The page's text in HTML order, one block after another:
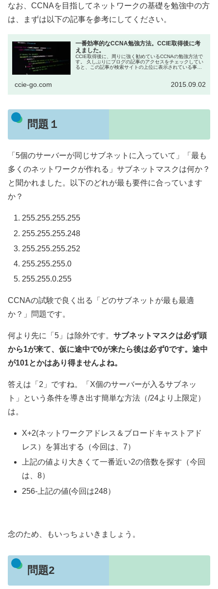
なお、CCNAを目指してネットワークの基礎を勉強中の方
は、まずは以下の記事を参考にしてください。
一番効率的なCCNA勉強方法。CCIE取得後に考
えました。
CCIE取得後に、周りに強く勧めているCCNAの勉強方法で
す。 久しぶりにブログの記事のアクセスをチェックしてい
ると、この記事が検索サイトの上位に表示されている事に
ccie-go.com 2015.09.02
問題１
「5個のサーバーが同じサブネットに入っていて」「最も
多くのネットワークが作れる」サブネットマスクは何か？
と聞かれました。以下のどれが最も要件に合っています
か？
255.255.255.255
255.255.255.248
255.255.255.252
255.255.255.0
255.255.0.255
CCNAの試験で良く出る「どのサブネットが最も最適
か？」問題です。
何より先に「5」は除外です。 サブネットマスクは必ず頭
から1が来て、仮に途中で0が来たら後は必ず0です。途中
が101とかはあり得ませんよね。
答えは「2」ですね。「X個のサーバーが入るサブネッ
ト」という条件を導き出す簡単な方法（/24より上限定）
は。
X+2(ネットワークアドレス＆ブロードキャストアド
レス）を算出する（今回は、7）
上記の値より大きくて一番近い2の倍数を探す（今回
は、8）
256-上記の値(今回は248）
念のため、もいっちょいきましょう。
問題2